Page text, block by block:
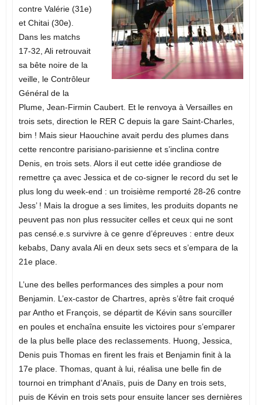
contre Valérie (31e)
et Chitai (30e).
Dans les matchs
17-32, Ali retrouvait
sa bête noire de la
veille, le Contrôleur
Général de la
Plume, Jean-Firmin Caubert. Et le renvoya à Versailles en
trois sets, direction le RER C depuis la gare Saint-Charles,
bim ! Mais sieur Haouchine avait perdu des plumes dans
cette rencontre parisiano-parisienne et s’inclina contre
Denis, en trois sets. Alors il eut cette idée grandiose de
remettre ça avec Jessica et de co-signer le record du set le
plus long du week-end : un troisième remporté 28-26 contre
Jess’ ! Mais la drogue a ses limites, les produits dopants ne
peuvent pas non plus ressuciter celles et ceux qui ne sont
pas censé.e.s survivre à ce genre d’épreuves : entre deux
kebabs, Dany avala Ali en deux sets secs et s’empara de la
21e place.
L’une des belles performances des simples a pour nom
Benjamin. L’ex-castor de Chartres, après s’être fait croqué
par Antho et François, se départit de Kévin sans sourciller
en poules et enchaîna ensuite les victoires pour s’emparer
de la plus belle place des reclassements. Huong, Jessica,
Denis puis Thomas en firent les frais et Benjamin finit à la
17e place. Thomas, quant à lui, réalisa une belle fin de
tournoi en trimphant d’Anaïs, puis de Dany en trois sets,
puis de Kévin en trois sets pour ensuite lancer ses dernières